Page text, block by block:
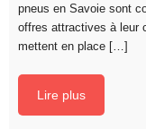
pneus en Savoie sont
offres attractives à leur
mettent en place […]
Lire plus